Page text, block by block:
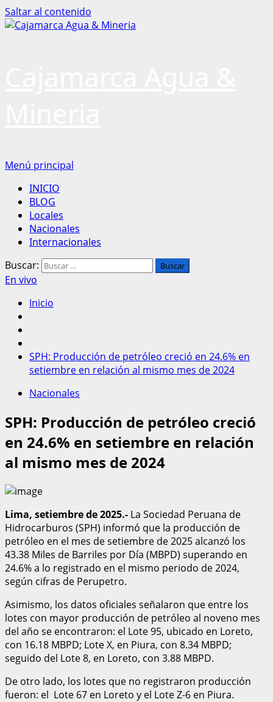
Saltar al contenido
Menú principal
INICIO
BLOG
Locales
Nacionales
Internacionales
Buscar:
En vivo
Inicio
SPH: Producción de petróleo creció en 24.6% en
setiembre en relación al mismo mes de 2024
Nacionales
SPH: Producción de petróleo creció
en 24.6% en setiembre en relación
al mismo mes de 2024
Lima, setiembre de 2025.- La Sociedad Peruana de
Hidrocarburos (SPH) informó que la producción de
petróleo en el mes de setiembre de 2025 alcanzó los
43.38 Miles de Barriles por Día (MBPD) superando en
24.6% a lo registrado en el mismo periodo de 2024,
según cifras de Perupetro.
Asimismo, los datos oficiales señalaron que entre los
lotes con mayor producción de petróleo al noveno mes
del año se encontraron: el Lote 95, ubicado en Loreto,
con 16.18 MBPD; Lote X, en Piura, con 8.34 MBPD;
seguido del Lote 8, en Loreto, con 3.88 MBPD.
De otro lado, los lotes que no registraron producción
fueron: el Lote 67 en Loreto y el Lote Z-6 en Piura.